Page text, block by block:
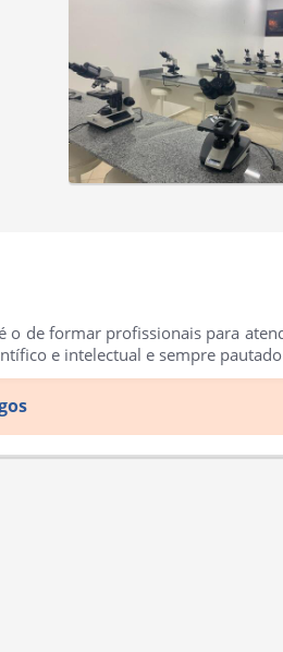
o de formar profissionais para
e intelectual e sempre